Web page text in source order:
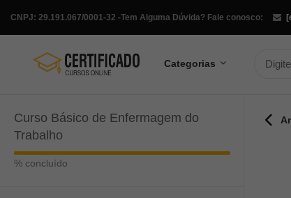
Tem Alguma Dúvida? Fale conosco:
CNPJ: 29.191.067/0001-32 -
Categorias
Curso Básico de Enfermagem do
Trabalho
% concluído